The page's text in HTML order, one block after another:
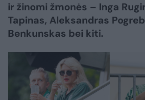
ir žinomi žmonės – Inga
Tapinas, Aleksandras
Benkunskas bei kiti.